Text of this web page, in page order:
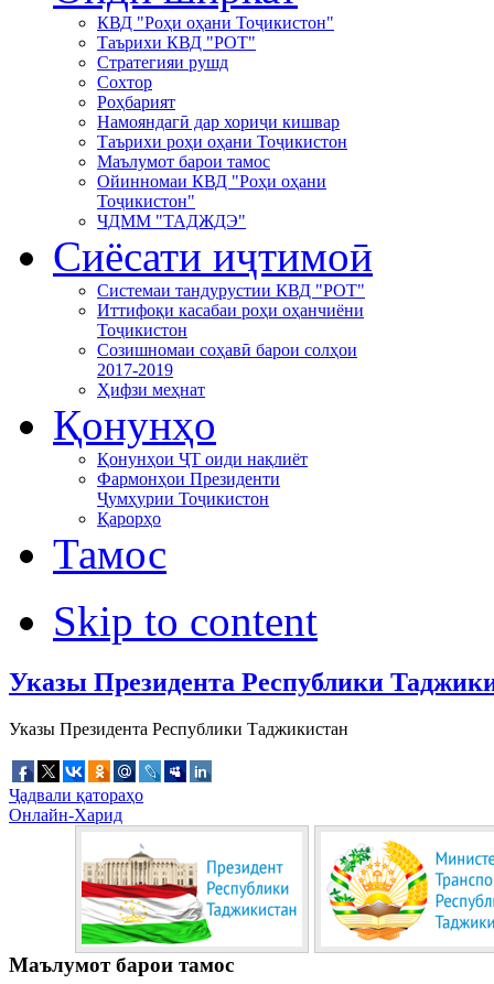
КВД "Роҳи оҳани Тоҷикистон"
Таърихи КВД "РОТ"
Стратегияи рушд
Сохтор
Роҳбарият
Намояндагӣ дар хориҷи кишвар
Таърихи роҳи оҳани Тоҷикистон
Маълумот барои тамос
Ойинномаи КВД "Роҳи оҳани
Тоҷикистон"
ЧДММ "ТАДЖДЭ"
Сиёсати иҷтимоӣ
Системаи тандурустии КВД "РОТ"
Иттифоқи касабаи роҳи оҳанчиёни
Тоҷикистон
Созишномаи соҳавӣ барои солҳои
2017-2019
Ҳифзи меҳнат
Қонунҳо
Қонунҳои ҶТ оиди нақлиёт
Фармонҳои Президенти
Ҷумҳурии Тоҷикистон
Қарорҳо
Тамос
Skip to content
Указы Президента Республики
Указы Президента Республики Таджикистан
Ҷадвали қатораҳо
Онлайн-Харид
Маълумот барои тамос